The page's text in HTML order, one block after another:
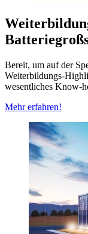
Bereit, um auf der
Weiterbildungs-
wesentliches Know-
Mehr erfahren!